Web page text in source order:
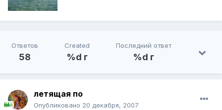
Ответов
58
Created
%d г
Последний ответ
%d г
летящая по
Опубликовано 20 декабря, 2007